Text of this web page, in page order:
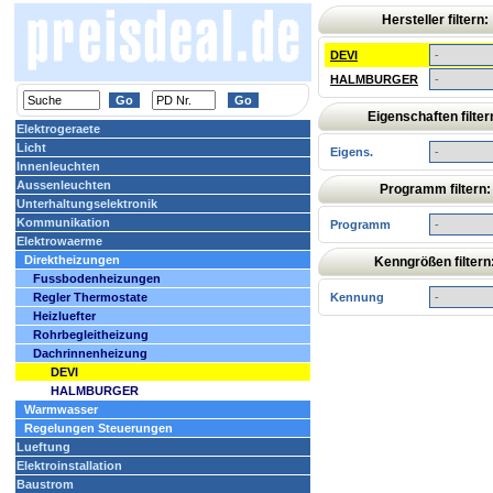
Elektrogeraete
Licht
Innenleuchten
Aussenleuchten
Unterhaltungselektronik
Kommunikation
Elektrowaerme
Direktheizungen
Fussbodenheizungen
Regler Thermostate
Heizluefter
Rohrbegleitheizung
Dachrinnenheizung
DEVI
HALMBURGER
Warmwasser
Regelungen Steuerungen
Lueftung
Elektroinstallation
Baustrom
Hersteller filtern:
DEVI
HALMBURGER
Eigenschaften
Eigens.
Programm filtern:
Programm
Kenngrößen
Kennung